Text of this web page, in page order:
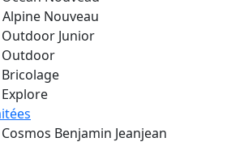
Nouveau
Outdoor Junior
Outdoor
Bricolage
Explore
Cosmos Benjamin Jeanjean